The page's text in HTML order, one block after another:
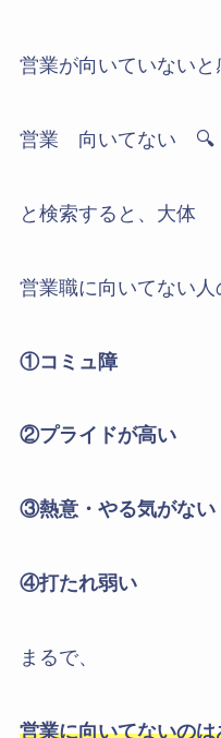
営業が向いていないと
営業 向いてない 🔍
と検索すると、大体
営業職に向いてない人
①コミュ障
②プライドが高い
③熱意・やる気がない
④打たれ弱い
まるで、
営業に向いてないの